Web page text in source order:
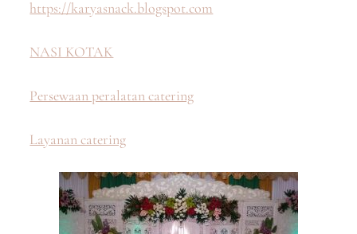
https://karyasnack.blogspot.com
NASI KOTAK
Persewaan peralatan catering
Layanan catering